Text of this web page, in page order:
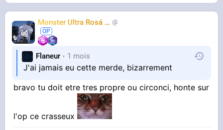
Monster Ultra Rosá
❤️
Flaneur 1 mois
J'ai jamais eu cette merde, bizarrement
bravo tu doit etre tres propre ou circonci, honte sur
l'op ce crasseux